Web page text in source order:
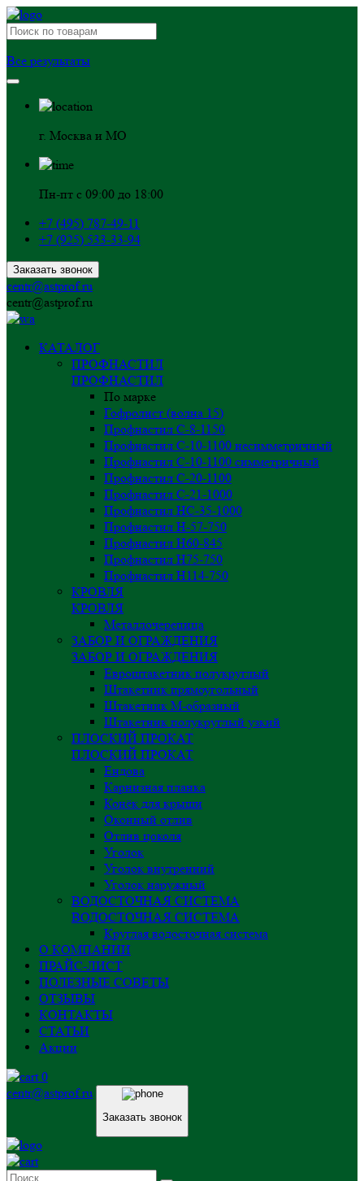
Все результаты
г. Москва и МО
Пн-пт с 09:00 до 18:00
+7 (495) 787-49-11
+7 (925) 533-33-94
Заказать звонок
centr@astprof.ru
centr@astprof.ru
КАТАЛОГ
ПРОФНАСТИЛ
ПРОФНАСТИЛ
По марке
Гофролист (волна 15)
Профнастил С-8-1150
Профнастил С-10-1100 несимметричный
Профнастил С-10-1100 симметричный
Профнастил С-20-1100
Профнастил С-21-1000
Профнастил НС-35-1000
Профнастил H-57-750
Профнастил Н60-845
Профнастил Н75-750
Профнастил Н114-750
КРОВЛЯ
КРОВЛЯ
Металлочерепица
ЗАБОР И ОГРАЖДЕНИЯ
ЗАБОР И ОГРАЖДЕНИЯ
Евроштакетник полукруглый
Штакетник прямоугольный
Штакетник М-образный
Штакетник полукруглый узкий
ПЛОСКИЙ ПРОКАТ
ПЛОСКИЙ ПРОКАТ
Ендова
Карнизная планка
Конёк для крыши
Оконный отлив
Отлив цоколя
Уголок
Уголок внутренний
Уголок наружный
ВОДОСТОЧНАЯ СИСТЕМА
ВОДОСТОЧНАЯ СИСТЕМА
Круглая водосточная система
О КОМПАНИИ
ПРАЙС-ЛИСТ
ПОЛЕЗНЫЕ СОВЕТЫ
ОТЗЫВЫ
КОНТАКТЫ
СТАТЬИ
Акции
0
centr@astprof.ru
Заказать звонок